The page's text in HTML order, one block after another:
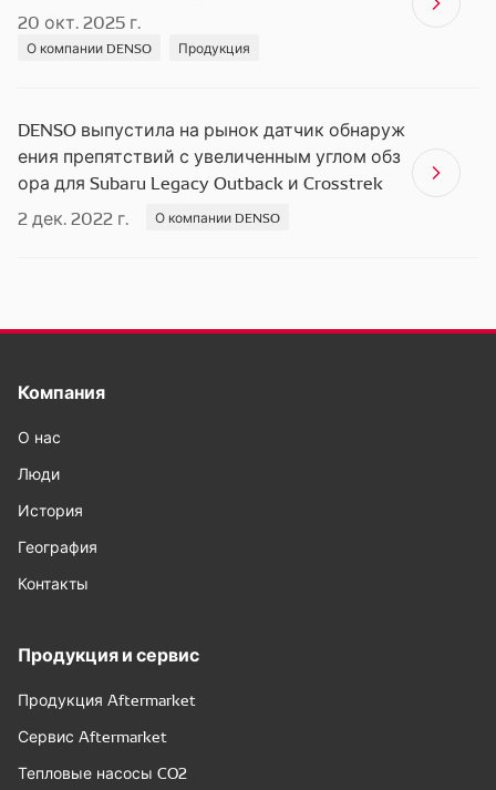
20 окт. 2025 г.
О компании DENSO Продукция
DENSO выпустила на рынок датчик обнаруж
ения препятствий с увеличенным углом обз
ора для Subaru Legacy Outback и Crosstrek
2 дек. 2022 г.
О компании DENSO
Компания
О нас
Люди
История
География
Контакты
Продукция и сервис
Продукция Aftermarket
Сервис Aftermarket
Тепловые насосы CO2